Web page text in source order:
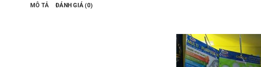
MÔ TẢ ĐÁNH GIÁ (0)